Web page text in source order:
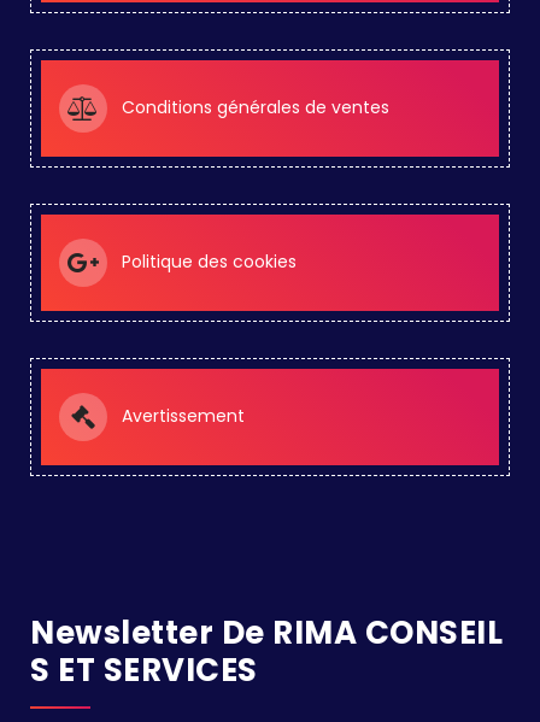
Conditions générales de ventes
Politique des cookies
Avertissement
Newsletter De RIMA CONSEIL
S ET SERVICES